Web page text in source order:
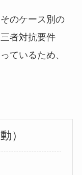
のケース別の
者対抗要件
ているため、
）